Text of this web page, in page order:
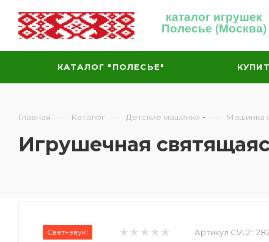
каталог игрушек
Полесье (Москва)
КАТАЛОГ "ПОЛЕСЬЕ"
Главная — Каталог — Детские машинки — Машинка
Игрушечная
Свет+звук! Артикул CVL2::